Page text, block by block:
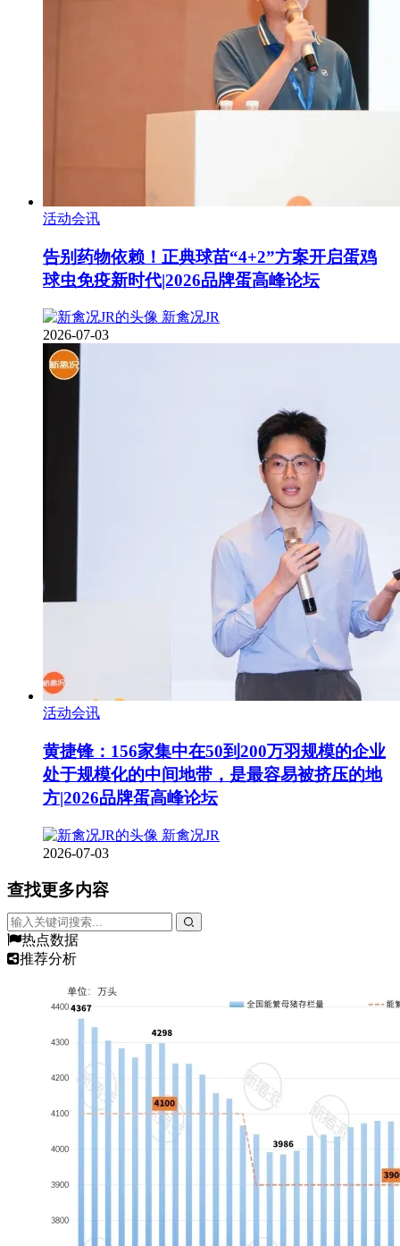
活动会讯
告别药物依赖！正典球苗“4+2”方案开启蛋鸡
球虫免疫新时代|2026品牌蛋高峰论坛
新禽况JR
2026-07-03
活动会讯
黄捷锋：156家集中在50到200万羽规模的企业
处于规模化的中间地带，是最容易被挤压的地
方|2026品牌蛋高峰论坛
新禽况JR
2026-07-03
查找更多内容
热点数据
推荐分析